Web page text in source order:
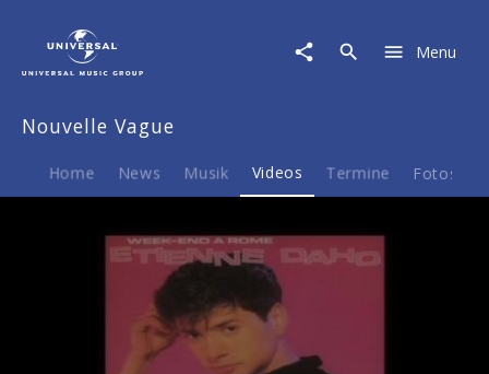
Video
Week
Rome
Menu
Nouvelle Vague
Home News Musik Videos Termine Fotos
Play